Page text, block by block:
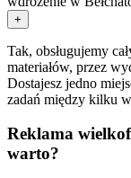
+
Tak, obsługujemy
materiałów, przez
Dostajesz jedno
zadań między kilku
Reklama
warto?